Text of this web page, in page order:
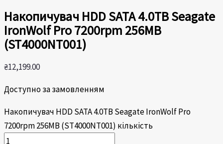
Накопичувач HDD SATA 4.0TB Seagate
IronWolf Pro 7200rpm 256MB
(ST4000NT001)
₴12,199.00
Доступно за замовленням
Накопичувач HDD SATA 4.0TB Seagate IronWolf Pro
7200rpm 256MB (ST4000NT001) кількість